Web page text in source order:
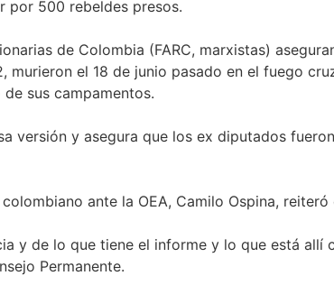
por 500 rebeldes presos.
de Colombia (FARC, marxistas)
murieron el 18 de junio pasado en el fuego
sus campamentos.
versión y asegura que los ex diputados
ante la OEA, Camilo Ospina,
y de lo que tiene el informe y lo que está allí
Permanente.